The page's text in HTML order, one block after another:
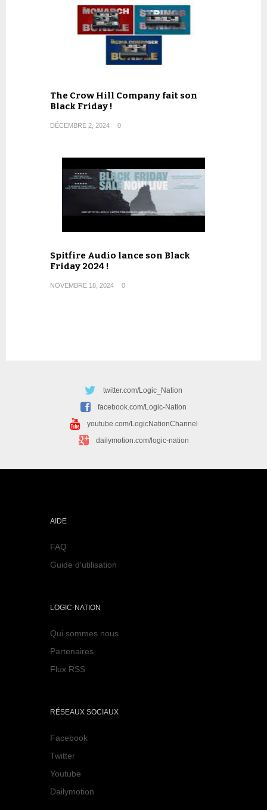
The Crow Hill Company fait son
Black Friday !
DÉCEMBRE 2, 2024 0
Spitfire Audio lance son Black
Friday 2024 !
NOVEMBRE 18, 2024 0
twitter.com/Logic_Nation
facebook.com/Logic-Nation
youtube.com/LogicNationChannel
dailymotion.com/logic-nation
AIDE
FAQ
Guide d'utilisation
LOGIC-NATION
Qui sommes nous
Partenaires
Flux RSS
RÉSEAUX SOCIAUX
Facebook
Twitter
Youtube
Dailymotion